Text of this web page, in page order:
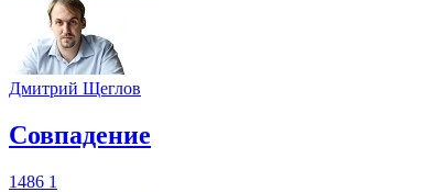
Дмитрий Щеглов
​Совпадение
1486 1